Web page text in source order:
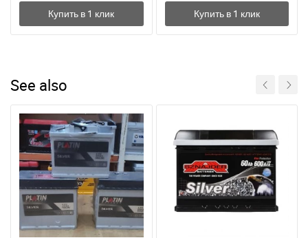
See also